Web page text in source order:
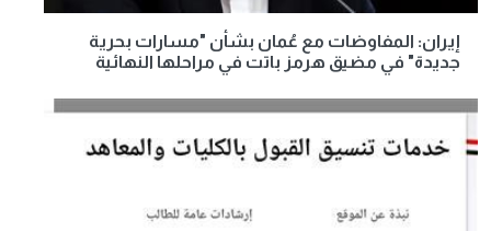
إيران: المفاوضات مع عُمان بشأن "مسارات بحرية
جديدة" في مضيق هرمز باتت في مراحلها النهائية